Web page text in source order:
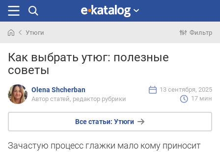
раньше
Утюги Фильтр
Как выбрать утюг: полезные
советы
Olena Shcherban
Автор статей, редактор рубрики 17 мин
13 сентября, 2025
Все статьи: Утюги
Зачастую процесс глажки мало кому приносит